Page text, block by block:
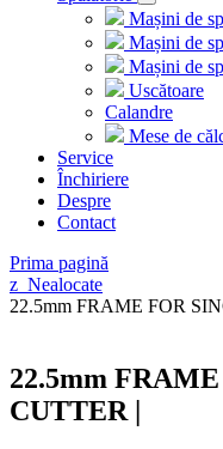
Mașini de
Mașini de
Mașini de
Uscătoare
Calandre
Mese de
Service
Închiriere
Despre
Contact
Prima pagină
z_Nealocate
22.5mm FRAME FOR
22.5mm
CUTTER |